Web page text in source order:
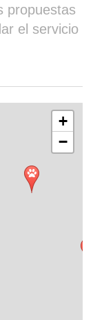
propuestas
el servicio
+
−
| Map
©